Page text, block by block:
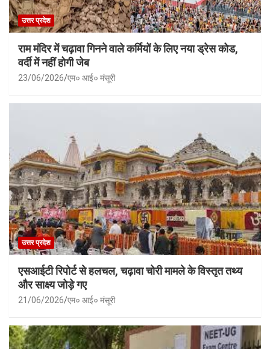
उत्तर प्रदेश
राम मंदिर में चढ़ावा गिनने वाले कर्मियों के लिए नया ड्रेस कोड,
वर्दी में नहीं होगी जेब
23/06/2026 एम० आई० मंसूरी
उत्तर प्रदेश
एसआईटी रिपोर्ट से हलचल, चढ़ावा चोरी मामले के विस्तृत तथ्य
और साक्ष्य जोड़े गए
21/06/2026 एम० आई० मंसूरी